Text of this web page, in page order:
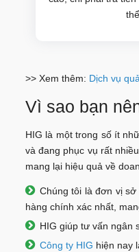
thể
>> Xem thêm: Dịch vụ
Vì sao bạn
HIG là một trong số ít
và đang phục vụ rất
mang lại hiệu quả về
Chúng tôi là đơn vị
hàng chính xác nhất,
HIG giúp tư vấn ngân
Công ty HIG hiện nay